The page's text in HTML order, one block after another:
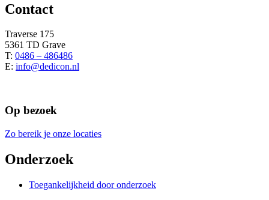
Contact
Traverse 175
5361 TD Grave
T: 0486 – 486486
E: info@dedicon.nl
Op bezoek
Zo bereik je onze locaties
Onderzoek
Toegankelijkheid door onderzoek